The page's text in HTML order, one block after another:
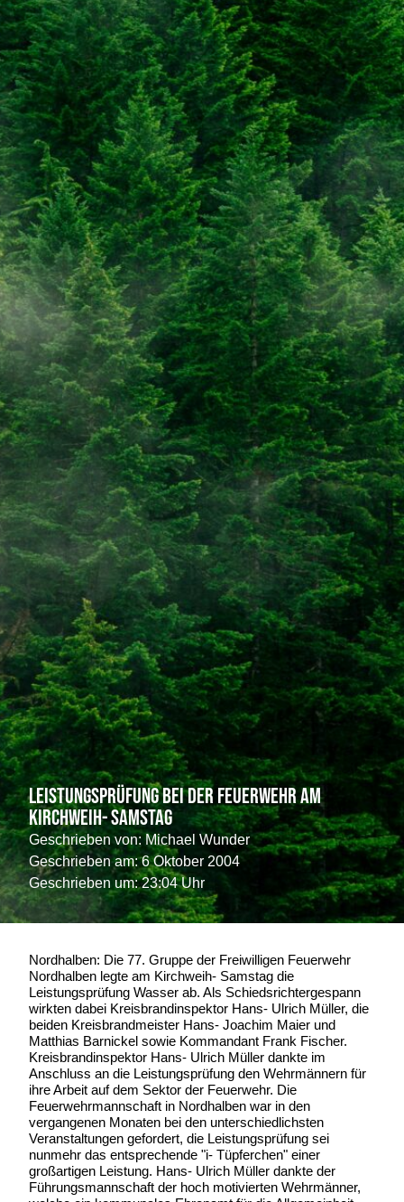
Leistungsprüfung bei der Feuerwehr am
Kirchweih- Samstag
Geschrieben von:Michael Wunder
Geschrieben am: 6 Oktober 2004
Geschrieben um: 23:04 Uhr
Nordhalben: Die 77. Gruppe der Freiwilligen Feuerwehr
Nordhalben legte am Kirchweih- Samstag die
Leistungsprüfung Wasser ab. Als Schiedsrichtergespann
wirkten dabei Kreisbrandinspektor Hans- Ulrich Müller, die
beiden Kreisbrandmeister Hans- Joachim Maier und
Matthias Barnickel sowie Kommandant Frank Fischer.
Kreisbrandinspektor Hans- Ulrich Müller dankte im
Anschluss an die Leistungsprüfung den Wehrmännern für
ihre Arbeit auf dem Sektor der Feuerwehr. Die
Feuerwehrmannschaft in Nordhalben war in den
vergangenen Monaten bei den unterschiedlichsten
Veranstaltungen gefordert, die Leistungsprüfung sei
nunmehr das entsprechende "i- Tüpferchen" einer
großartigen Leistung. Hans- Ulrich Müller dankte der
Führungsmannschaft der hoch motivierten Wehrmänner,